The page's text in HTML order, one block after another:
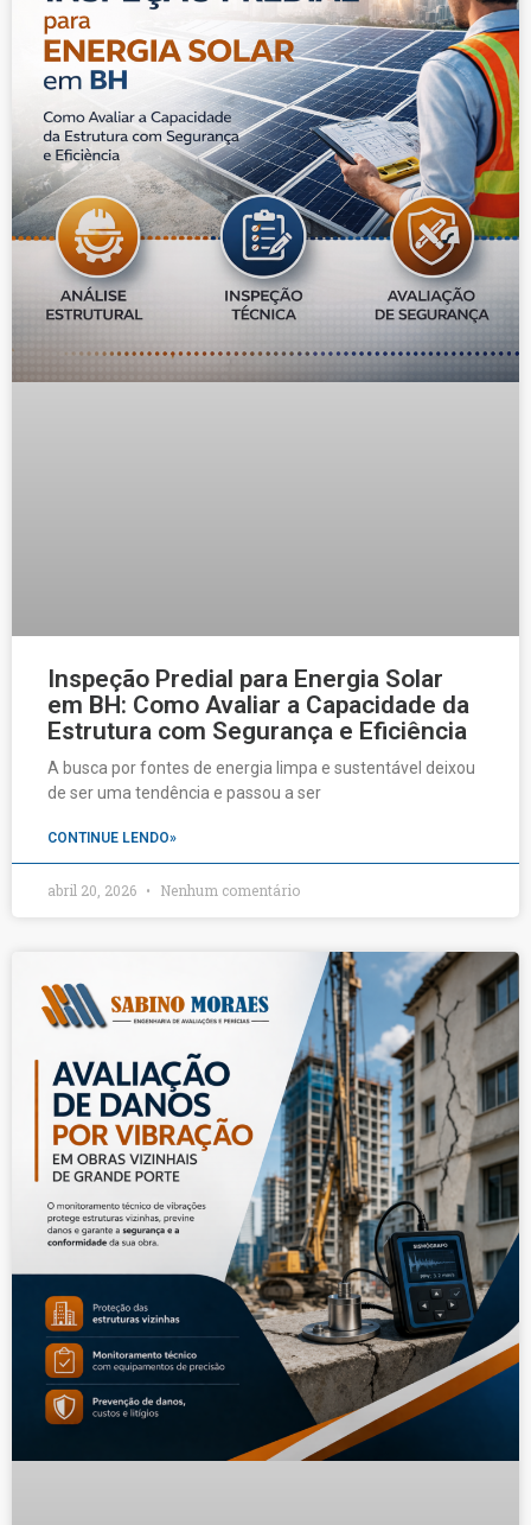
Inspeção Predial para Energia Solar
em BH: Como Avaliar a Capacidade da
Estrutura com Segurança e Eficiência
A busca por fontes de energia limpa e sustentável deixou
de ser uma tendência e passou a ser
CONTINUE LENDO»
abril 20, 2026 Nenhum comentário